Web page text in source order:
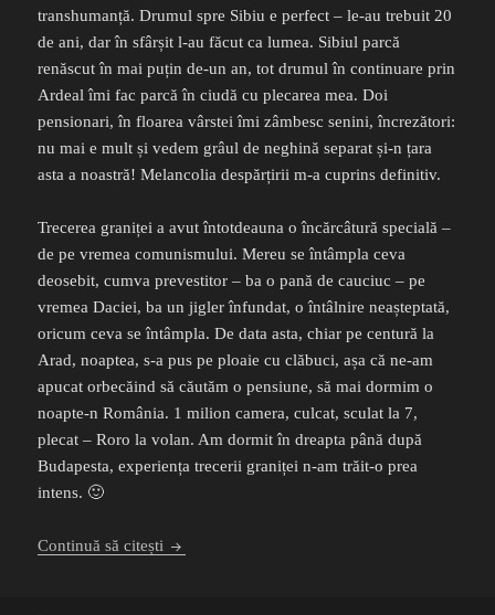
transhumanță. Drumul spre Sibiu e perfect – le-au trebuit 20
de ani, dar în sfârșit l-au făcut ca lumea. Sibiul parcă
renăscut în mai puțin de-un an, tot drumul în continuare prin
Ardeal îmi fac parcă în ciudă cu plecarea mea. Doi
pensionari, în floarea vârstei îmi zâmbesc senini, încrezători:
nu mai e mult și vedem grâul de neghină separat și-n țara
asta a noastră! Melancolia despărțirii m-a cuprins definitiv.
Trecerea graniței a avut întotdeauna o încărcâtură specială –
de pe vremea comunismului. Mereu se întâmpla ceva
deosebit, cumva prevestitor – ba o pană de cauciuc – pe
vremea Daciei, ba un jigler înfundat, o întâlnire neașteptată,
oricum ceva se întâmpla. De data asta, chiar pe centură la
Arad, noaptea, s-a pus pe ploaie cu clăbuci, așa că ne-am
apucat orbecăind să căutăm o pensiune, să mai dormim o
noapte-n România. 1 milion camera, culcat, sculat la 7,
plecat – Roro la volan. Am dormit în dreapta până după
Budapesta, experiența trecerii graniței n-am trăit-o prea
intens. 🙂
Continuă să citești Frankfurt, din nou